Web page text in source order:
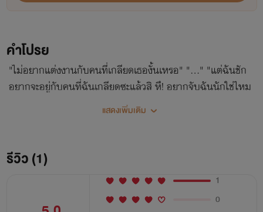
คำโปรย
"ไม่อยากแต่งงานกับคนที่เกลียดเธองั้นเหรอ" "…" "แต่ฉันชัก
อยากจะอยู่กับคนที่ฉันเกลียดซะแล้วสิ หึ! อยากจับฉันนักใช่ไหม
ได้! งั้นฉันจะยอมเดินตามเกมของเธอ ในเมื่อเธออยากแต่งงาน
แสดงเพิ่มเติม
รีวิว (1)
1
0